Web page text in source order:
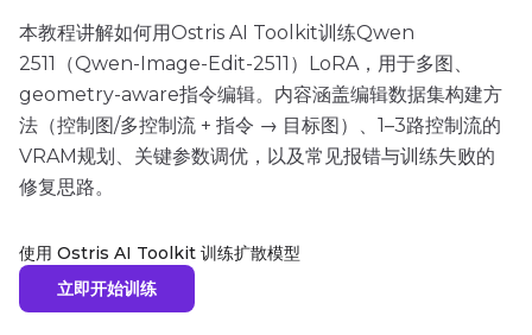
本教程讲解如何用Ostris AI Toolkit训练Qwen
2511（Qwen-Image-Edit-2511）LoRA，用于多图、
geometry-aware指令编辑。内容涵盖编辑数据集构建方
法（控制图/多控制流 + 指令 → 目标图）、1–3路控制流的
VRAM规划、关键参数调优，以及常见报错与训练失败的
修复思路。
使用 Ostris AI Toolkit 训练扩散模型
立即开始训练